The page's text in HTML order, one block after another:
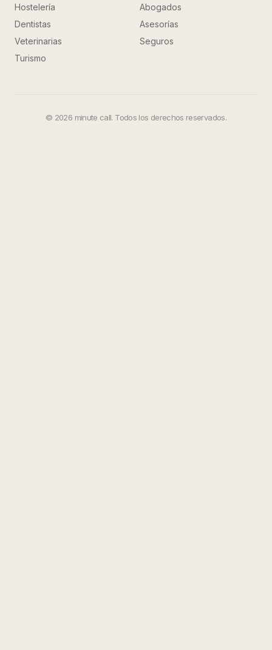
Hostelería
Abogados
Dentistas
Asesorías
Veterinarias
Seguros
Turismo
© 2026 minute call. Todos los derechos reservados.